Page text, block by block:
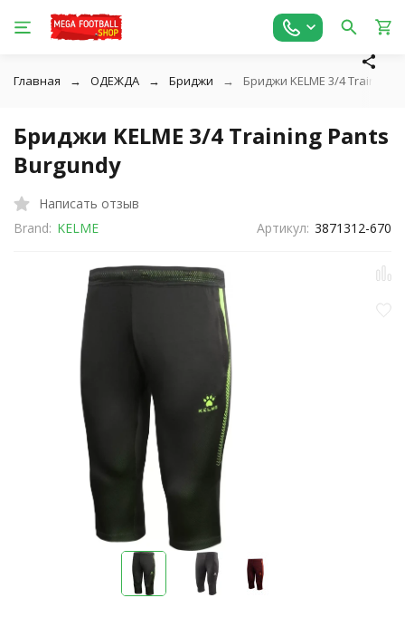
Главная ОДЕЖДА Бриджи Бриджи KELME 3/4 Training
Бриджи KELME 3/4 Training Pants
Burgundy
Написать отзыв
Brand: KELME Артикул: 3871312-670